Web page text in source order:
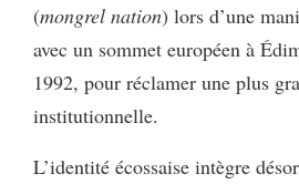
(mongrel nation) lors d’une
avec un sommet européen à
1992, pour réclamer une plus
institutionnelle.
L’identité écossaise intègre